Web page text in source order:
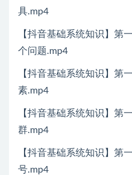
具.mp4
【抖音基础系统知识】第
个问题.mp4
【抖音基础系统知识】第
素.mp4
【抖音基础系统知识】第
群.mp4
【抖音基础系统知识】第
号.mp4